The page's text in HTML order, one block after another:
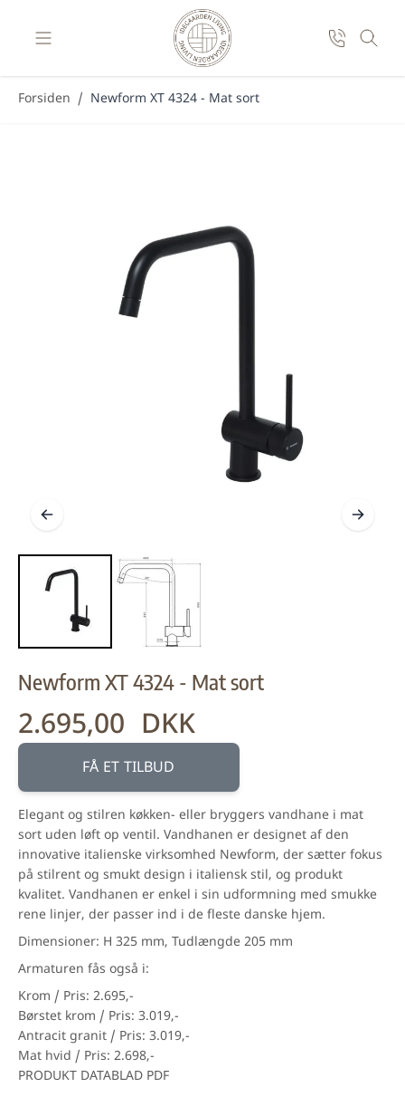
Forsiden / Newform XT 4324 - Mat sort
Newform XT 4324 - Mat sort
2.695,00 DKK
FÅ ET TILBUD
Elegant og stilren køkken- eller bryggers vandhane i mat
sort uden løft op ventil. Vandhanen er designet af den
innovative italienske virksomhed Newform, der sætter fokus
på stilrent og smukt design i italiensk stil, og produkt
kvalitet. Vandhanen er enkel i sin udformning med smukke
rene linjer, der passer ind i de fleste danske hjem.
Dimensioner: H 325 mm, Tudlængde 205 mm
Armaturen fås også i:
Krom / Pris: 2.695,-
Børstet krom / Pris: 3.019,-
Antracit granit / Pris: 3.019,-
Mat hvid / Pris: 2.698,-
PRODUKT DATABLAD PDF